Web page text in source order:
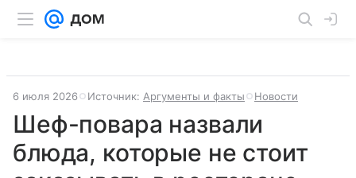
6 июля 2026 Источник: Аргументы и факты Новости
Шеф-повара назвали
блюда, которые не стоит